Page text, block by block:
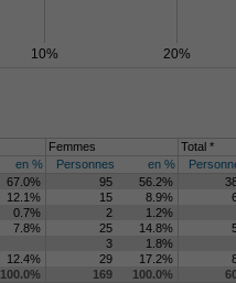
10% 20%
Femmes
Total *
en % Personnes en %
67.0% 95 56.2%
12.1% 15 8.9%
0.7% 2
1.2%
7.8% 25 14.8%
3
1.8%
12.4% 29 17.2%
100.0% 169 100.0%